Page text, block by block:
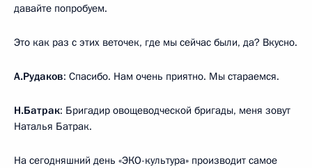
давайте попробуем.
Это как раз с этих веточек, где мы сейчас были, да? Вкусно.
А.Рудаков: Спасибо. Нам очень приятно. Мы стараемся.
Н.Батрак: Бригадир овощеводческой бригады, меня зовут
Наталья Батрак.
На сегодняшний день «ЭКО-культура» производит самое